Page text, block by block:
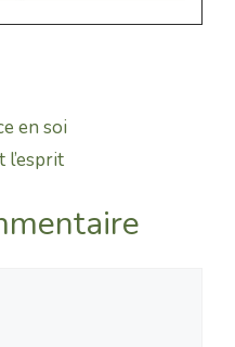
en soi
l’esprit